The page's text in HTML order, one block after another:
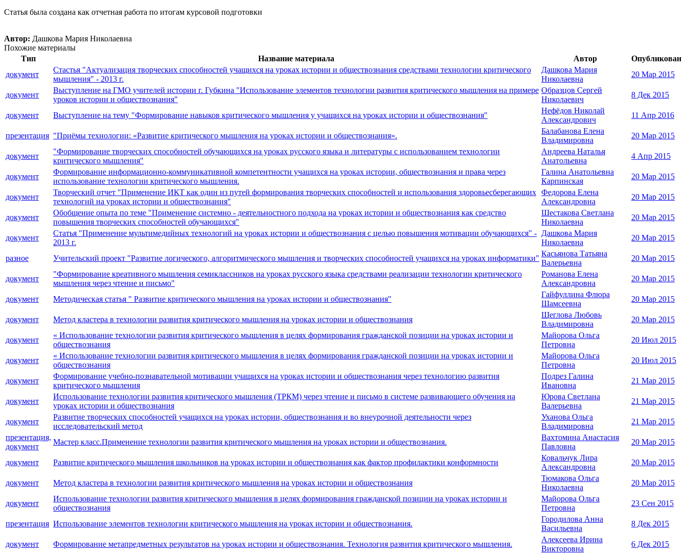
Статья была создана как отчетная работа по итогам курсовой подготовки
Автор: Дашкова Мария Николаевна
Похожие материалы
Тип
Название материала Автор
Опубликован
документ
Стастья "Актуализация творческих способностей учащихся на уроках истории и обществознания средствами технологии критического
мышления" - 2013 г.
Дашкова Мария
Николаевна
20 Мар 2015
документ
Выступление на ГМО учителей истории г. Губкина "Использование элементов технологии развития критического мышления на примере
уроков истории и обществознания"
Образцов Сергей
Николаевич
8 Дек 2015
документ Выступление на тему "Формирование навыков критического мышления у учащихся на уроках истории и обществознания"
Нефёдов Николай
Александрович
11 Апр 2016
презентация "Приёмы технологии: «Развитие критического мышления на уроках истории и обществознания».
Балабанова Елена
Владимировна
20 Мар 2015
документ
"Формирование творческих способностей обучающихся на уроках русского языка и литературы с использованием технологии
критического мышления"
Андреева Наталья
Анатольевна
4 Апр 2015
документ
Формирование информационно-коммуникативной компетентности учащихся на уроках истории, обществознания и права через
использование технологии критического мышления.
Галина Анатольевна
Карпинская
20 Мар 2015
документ
Творческий отчет "Применение ИКТ как один из путей формирования творческих способностей и использования здоровьесберегающих
технологий на уроках истории и обществознания"
Федорова Елена
Александровна
20 Мар 2015
документ
Обобщение опыта по теме "Применение системно - деятельностного подхода на уроках истории и обществознания как средство
повышения творческих способностей обучающихся"
Шестакова Светлана
Николаевна
20 Мар 2015
документ
Статья "Применение мультимедийных технологий на уроках истории и обществознания с целью повышения мотивации обучающихся" -
2013 г.
Дашкова Мария
Николаевна
20 Мар 2015
разное Учительский проект "Развитие логического, алгоритмического мышления и творческих способностей учащихся на уроках информатики"
Касьянова Татьяна
Валерьевна
20 Мар 2015
документ
"Формирование креативного мышления семиклассников на уроках русского языка средствами реализации технологии критического
мышления через чтение и письмо"
Романова Елена
Александровна
20 Мар 2015
документ Методическая статья " Развитие критического мышления на уроках истории и обществознания"
Гайфуллина Флюра
Шамсеевна
20 Мар 2015
документ Метод кластера в технологии развития критического мышления на уроках истории и обществознания
Щеглова Любовь
Владимировна
20 Мар 2015
документ
« Использование технологии развития критического мышления в целях формирования гражданской позиции на уроках истории и
обществознания
Майорова Ольга
Петровна
20 Июл 2015
документ
« Использование технологии развития критического мышления в целях формирования гражданской позиции на уроках истории и
обществознания
Майорова Ольга
Петровна
20 Июл 2015
документ
Формирование учебно-познавательной мотивации учащихся на уроках истории и обществознания через технологию развития
критического мышления
Подрез Галина
Ивановна
21 Мар 2015
документ
Использование технологии развития критического мышления (ТРКМ) через чтение и письмо в системе развивающего обучения на
уроках истории и обществознания
Юрова Светлана
Валерьевна
21 Мар 2015
документ
Развитие творческих способностей учащихся на уроках истории, обществознания и во внеурочной деятельности через
исследовательский метод
Уханова Ольга
Владимировна
21 Мар 2015
презентация,
документ
Мастер класс.Применение технологии развития критического мышления на уроках истории и обществознания.
Вахтомина Анастасия
Павловна
20 Мар 2015
документ Развитие критического мышления школьников на уроках истории и обществознания как фактор профилактики конформности
Ковальчук Лира
Александровна
20 Мар 2015
документ Метод кластера в технологии развития критического мышления на уроках истории и обществознания
Тюмакова Ольга
Николаевна
20 Мар 2015
документ
Использование технологии развития критического мышления в целях формирования гражданской позиции на уроках истории и
обществознания
Майорова Ольга
Петровна
23 Сен 2015
презентация Использование элементов технологии критического мышления на уроках истории и обществознания.
Городилова Анна
Васильевна
8 Дек 2015
документ Формирование метапредметных результатов на уроках истории и обществознания. Технология развития критического мышления.
Алексеева Ирина
Викторовна
6 Дек 2015